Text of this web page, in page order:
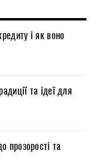
і як воно
та ідеї для
прозорості та